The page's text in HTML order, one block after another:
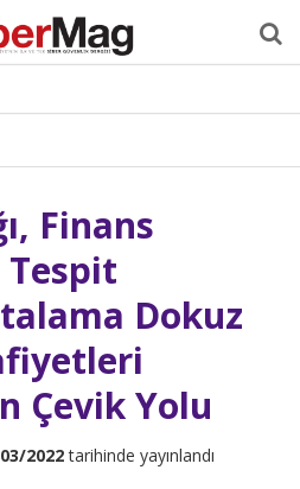
Dergi Editörden
Sizden Gelenler
İletişim
Finans
Dokuz
Çevik Yolu
2022tarihinde yayınlandı